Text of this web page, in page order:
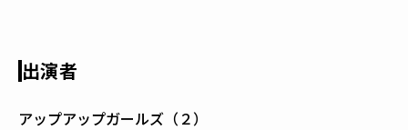
出演者
アップアップガールズ（２）